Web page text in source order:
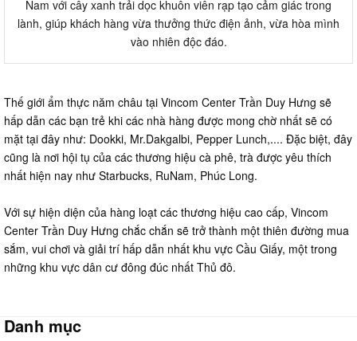
Nam với cây xanh trải dọc khuôn viên rạp tạo cảm giác trong
lành, giúp khách hàng vừa thưởng thức điện ảnh, vừa hòa mình
vào nhiên độc đáo.
Thế giới ẩm thực năm châu tại Vincom Center Trần Duy Hưng sẽ
hấp dẫn các bạn trẻ khi các nhà hàng được mong chờ nhất sẽ có
mặt tại đây như: Dookki, Mr.Dakgalbi, Pepper Lunch,.... Đặc biệt, đây
cũng là nơi hội tụ của các thương hiệu cà phê, trà được yêu thích
nhất hiện nay như Starbucks, RuNam, Phúc Long.
Với sự hiện diện của hàng loạt các thương hiệu cao cấp, Vincom
Center Trần Duy Hưng chắc chắn sẽ trở thành một thiên đường mua
sắm, vui chơi và giải trí hấp dẫn nhất khu vực Cầu Giấy, một trong
những khu vực dân cư đông đúc nhất Thủ đô.
Danh mục